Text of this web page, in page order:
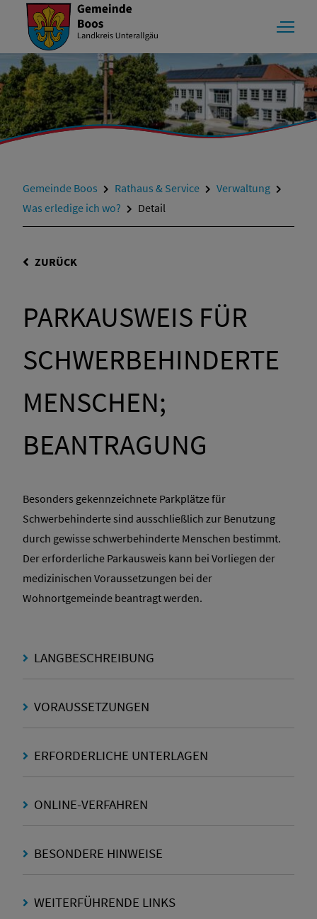
Gemeinde Boos Rathaus & Service
Verwaltung
Was erledige ich wo?
Detail
ZURÜCK
PARKAUSWEIS FÜR
SCHWERBEHINDERTE
MENSCHEN;
BEANTRAGUNG
Besonders gekennzeichnete Parkplätze für
Schwerbehinderte sind ausschließlich zur Benutzung
durch gewisse schwerbehinderte Menschen bestimmt.
Der erforderliche Parkausweis kann bei Vorliegen der
medizinischen Voraussetzungen bei der
Wohnortgemeinde beantragt werden.
LANGBESCHREIBUNG
VORAUSSETZUNGEN
ERFORDERLICHE UNTERLAGEN
ONLINE-VERFAHREN
BESONDERE HINWEISE
WEITERFÜHRENDE LINKS